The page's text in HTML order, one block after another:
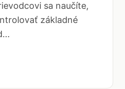
sa naučíte,
základné